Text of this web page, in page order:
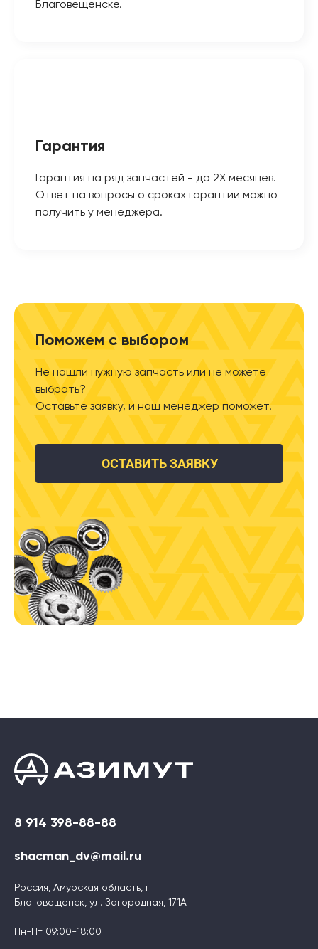
Благовещенске.
Гарантия
Гарантия на ряд запчастей - до 2Х месяцев.
Ответ на вопросы о сроках гарантии можно
получить у менеджера.
Поможем с выбором
Не нашли нужную запчасть или не можете
выбрать?
Оставьте заявку, и наш менеджер поможет.
ОСТАВИТЬ ЗАЯВКУ
8 914 398-88-88
shacman_dv@mail.ru
Россия, Амурская область, г.
Благовещенск, ул. Загородная, 171А
Пн-Пт 09:00-18:00